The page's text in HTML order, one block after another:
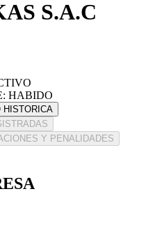
S.A.C
HABIDO
HISTORICA
Y PENALIDADES